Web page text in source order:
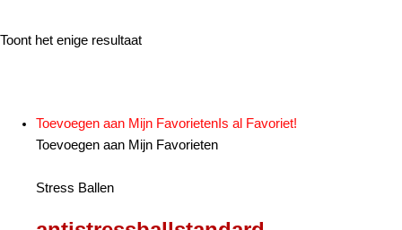
Toont het enige resultaat
Toevoegen aan Mijn Favorieten Is al Favoriet!
Toevoegen aan Mijn Favorieten
Stress Ballen